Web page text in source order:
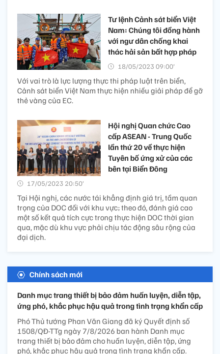
Tư lệnh Cảnh sát biển Việt
Nam: Chúng tôi đồng hành
với ngư dân chống khai
thác hải sản bất hợp pháp
18/05/2023 09:00’
Với vai trò là lực lượng thực thi pháp luật trên biển,
Cảnh sát biển Việt Nam thực hiện nhiều giải pháp để gỡ
thẻ vàng của EC.
Hội nghị Quan chức Cao
cấp ASEAN - Trung Quốc
lần thứ 20 về thực hiện
Tuyên bố ứng xử của các
bên tại Biển Đông
17/05/2023 20:50’
Tại Hội nghị, các nước tái khẳng định giá trị, tầm quan
trọng của DOC đối với khu vực; theo đó, đánh giá cao
một số kết quả tích cực trong thực hiện DOC thời gian
qua, mặc dù khu vực phải chịu tác động sâu rộng của
đại dịch.
Chính sách mới
Danh mục trang thiết bị bảo đảm huấn luyện, diễn tập,
ứng phó, khắc phục hậu quả trong tình trạng khẩn cấp
Phó Thủ tướng Phan Văn Giang đã ký Quyết định số
1508/QĐ-TTg ngày 7/8/2026 ban hành Danh mục
trang thiết bị bảo đảm cho huấn luyện, diễn tập, ứng
phó, khắc phục hậu quả trong tình trạng khẩn cấp.